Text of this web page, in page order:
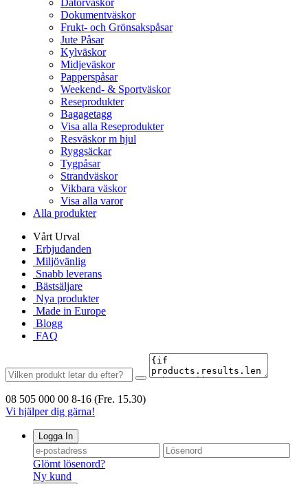
Datorväskor
Dokumentväskor
Frukt- och Grönsakspåsar
Jute Påsar
Kylväskor
Midjeväskor
Papperspåsar
Weekend- & Sportväskor
Reseprodukter
Bagagetagg
Visa alla Reseprodukter
Resväskor m hjul
Ryggsäckar
Tygpåsar
Strandväskor
Vikbara väskor
Visa alla varor
Alla produkter
Vårt Urval
Erbjudanden
Miljövänlig
Snabb leverans
Bästsäljare
Nya produkter
Made in Europe
Blogg
FAQ
08 505 000 00 8-16 (Fre. 15.30)
Vi hjälper dig gärna!
Logga In
Glömt lösenord?
Ny kund